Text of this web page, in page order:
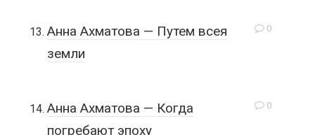
0
Анна Ахматова — Путем всея
земли
0
Анна Ахматова — Когда
погребают эпоху